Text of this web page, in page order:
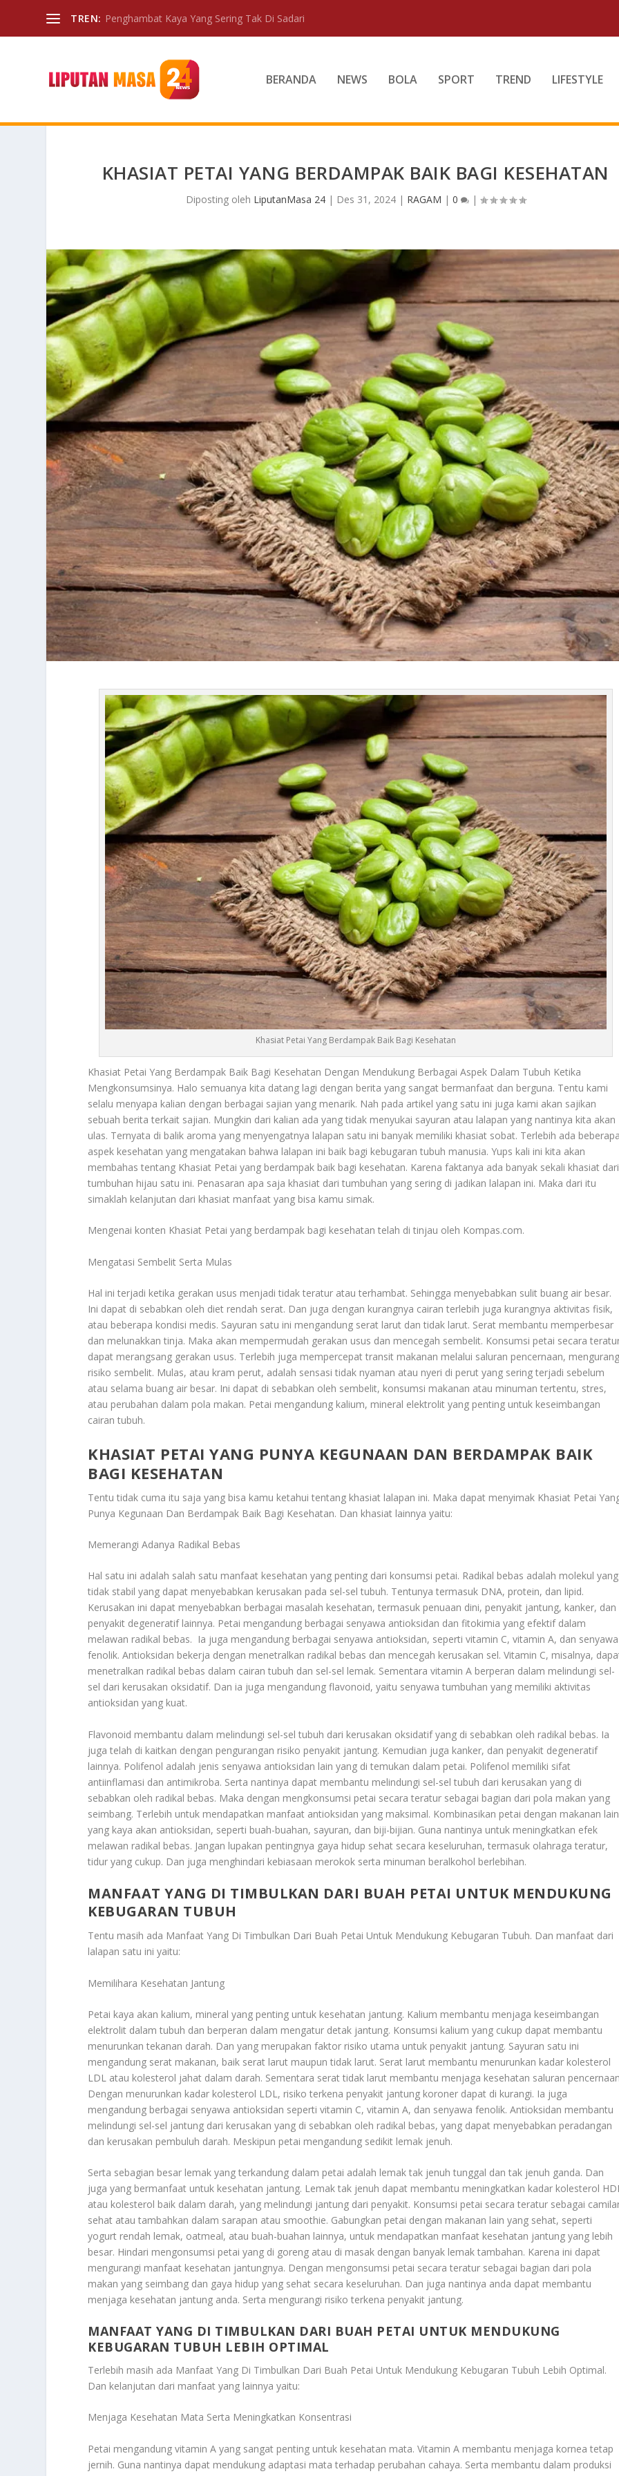
TREN: Penghambat Kaya Yang Sering Tak Di Sadari
BERANDA NEWS BOLA SPORT TREND LIFESTYLE
KHASIAT PETAI YANG BERDAMPAK BAIK BAGI KESEHATAN
Diposting oleh LiputanMasa 24| Des 31, 2024| RAGAM | 0 |
Khasiat Petai Yang Berdampak Baik Bagi Kesehatan
Khasiat Petai Yang Berdampak Baik Bagi Kesehatan Dengan Mendukung Berbagai Aspek Dalam Tubuh Ketika
Mengkonsumsinya. Halo semuanya kita datang lagi dengan berita yang sangat bermanfaat dan berguna. Tentu kami
selalu menyapa kalian dengan berbagai sajian yang menarik. Nah pada artikel yang satu ini juga kami akan sajikan
sebuah berita terkait sajian. Mungkin dari kalian ada yang tidak menyukai sayuran atau lalapan yang nantinya kita akan
ulas. Ternyata di balik aroma yang menyengatnya lalapan satu ini banyak memiliki khasiat sobat. Terlebih ada
aspek kesehatan yang mengatakan bahwa lalapan ini baik bagi kebugaran tubuh manusia. Yups kali ini kita akan
membahas tentang Khasiat Petai yang berdampak baik bagi kesehatan. Karena faktanya ada banyak sekali khasiat dari
tumbuhan hijau satu ini. Penasaran apa saja khasiat dari tumbuhan yang sering di jadikan lalapan ini. Maka dari itu
simaklah kelanjutan dari khasiat manfaat yang bisa kamu simak.
Mengenai konten Khasiat Petai yang berdampak bagi kesehatan telah di tinjau oleh Kompas.com.
Mengatasi Sembelit Serta Mulas
Hal ini terjadi ketika gerakan usus menjadi tidak teratur atau terhambat. Sehingga menyebabkan sulit buang air besar.
Ini dapat di sebabkan oleh diet rendah serat. Dan juga dengan kurangnya cairan terlebih juga kurangnya aktivitas fisik,
atau beberapa kondisi medis. Sayuran satu ini mengandung serat larut dan tidak larut. Serat membantu memperbesar
dan melunakkan tinja. Maka akan mempermudah gerakan usus dan mencegah sembelit. Konsumsi petai secara
dapat merangsang gerakan usus. Terlebih juga mempercepat transit makanan melalui saluran pencernaan,
risiko sembelit. Mulas, atau kram perut, adalah sensasi tidak nyaman atau nyeri di perut yang sering terjadi sebelum
atau selama buang air besar. Ini dapat di sebabkan oleh sembelit, konsumsi makanan atau minuman tertentu, stres,
atau perubahan dalam pola makan. Petai mengandung kalium, mineral elektrolit yang penting untuk keseimbangan
cairan tubuh.
KHASIAT PETAI YANG PUNYA KEGUNAAN DAN BERDAMPAK BAIK
BAGI KESEHATAN
Tentu tidak cuma itu saja yang bisa kamu ketahui tentang khasiat lalapan ini. Maka dapat menyimak Khasiat Petai
Punya Kegunaan Dan Berdampak Baik Bagi Kesehatan. Dan khasiat lainnya yaitu:
Memerangi Adanya Radikal Bebas
Hal satu ini adalah salah satu manfaat kesehatan yang penting dari konsumsi petai. Radikal bebas adalah molekul yang
tidak stabil yang dapat menyebabkan kerusakan pada sel-sel tubuh. Tentunya termasuk DNA, protein, dan lipid.
Kerusakan ini dapat menyebabkan berbagai masalah kesehatan, termasuk penuaan dini, penyakit jantung, kanker, dan
penyakit degeneratif lainnya. Petai mengandung berbagai senyawa antioksidan dan fitokimia yang efektif dalam
melawan radikal bebas. Ia juga mengandung berbagai senyawa antioksidan, seperti vitamin C, vitamin A, dan senyawa
fenolik. Antioksidan bekerja dengan menetralkan radikal bebas dan mencegah kerusakan sel. Vitamin C, misalnya,
menetralkan radikal bebas dalam cairan tubuh dan sel-sel lemak. Sementara vitamin A berperan dalam melindungi sel-
sel dari kerusakan oksidatif. Dan ia juga mengandung flavonoid, yaitu senyawa tumbuhan yang memiliki aktivitas
antioksidan yang kuat.
Flavonoid membantu dalam melindungi sel-sel tubuh dari kerusakan oksidatif yang di sebabkan oleh radikal bebas. Ia
juga telah di kaitkan dengan pengurangan risiko penyakit jantung. Kemudian juga kanker, dan penyakit degeneratif
lainnya. Polifenol adalah jenis senyawa antioksidan lain yang di temukan dalam petai. Polifenol memiliki sifat
antiinflamasi dan antimikroba. Serta nantinya dapat membantu melindungi sel-sel tubuh dari kerusakan yang di
sebabkan oleh radikal bebas. Maka dengan mengkonsumsi petai secara teratur sebagai bagian dari pola makan yang
seimbang. Terlebih untuk mendapatkan manfaat antioksidan yang maksimal. Kombinasikan petai dengan makanan lain
yang kaya akan antioksidan, seperti buah-buahan, sayuran, dan biji-bijian. Guna nantinya untuk meningkatkan efek
melawan radikal bebas. Jangan lupakan pentingnya gaya hidup sehat secara keseluruhan, termasuk olahraga teratur,
tidur yang cukup. Dan juga menghindari kebiasaan merokok serta minuman beralkohol berlebihan.
MANFAAT YANG DI TIMBULKAN DARI BUAH PETAI UNTUK MENDUKUNG
KEBUGARAN TUBUH
Tentu masih ada Manfaat Yang Di Timbulkan Dari Buah Petai Untuk Mendukung Kebugaran Tubuh. Dan manfaat dari
lalapan satu ini yaitu:
Memilihara Kesehatan Jantung
Petai kaya akan kalium, mineral yang penting untuk kesehatan jantung. Kalium membantu menjaga keseimbangan
elektrolit dalam tubuh dan berperan dalam mengatur detak jantung. Konsumsi kalium yang cukup dapat membantu
menurunkan tekanan darah. Dan yang merupakan faktor risiko utama untuk penyakit jantung. Sayuran satu ini
mengandung serat makanan, baik serat larut maupun tidak larut. Serat larut membantu menurunkan kadar kolesterol
LDL atau kolesterol jahat dalam darah. Sementara serat tidak larut membantu menjaga kesehatan saluran
Dengan menurunkan kadar kolesterol LDL, risiko terkena penyakit jantung koroner dapat di kurangi. Ia juga
mengandung berbagai senyawa antioksidan seperti vitamin C, vitamin A, dan senyawa fenolik. Antioksidan membantu
melindungi sel-sel jantung dari kerusakan yang di sebabkan oleh radikal bebas, yang dapat menyebabkan peradangan
dan kerusakan pembuluh darah. Meskipun petai mengandung sedikit lemak jenuh.
Serta sebagian besar lemak yang terkandung dalam petai adalah lemak tak jenuh tunggal dan tak jenuh ganda. Dan
juga yang bermanfaat untuk kesehatan jantung. Lemak tak jenuh dapat membantu meningkatkan kadar kolesterol
atau kolesterol baik dalam darah, yang melindungi jantung dari penyakit. Konsumsi petai secara teratur sebagai
sehat atau tambahkan dalam sarapan atau smoothie. Gabungkan petai dengan makanan lain yang sehat, seperti
yogurt rendah lemak, oatmeal, atau buah-buahan lainnya, untuk mendapatkan manfaat kesehatan jantung yang lebih
besar. Hindari mengonsumsi petai yang di goreng atau di masak dengan banyak lemak tambahan. Karena ini dapat
mengurangi manfaat kesehatan jantungnya. Dengan mengonsumsi petai secara teratur sebagai bagian dari pola
makan yang seimbang dan gaya hidup yang sehat secara keseluruhan. Dan juga nantinya anda dapat membantu
menjaga kesehatan jantung anda. Serta mengurangi risiko terkena penyakit jantung.
MANFAAT YANG DI TIMBULKAN DARI BUAH PETAI UNTUK MENDUKUNG
KEBUGARAN TUBUH LEBIH OPTIMAL
Terlebih masih ada Manfaat Yang Di Timbulkan Dari Buah Petai Untuk Mendukung Kebugaran Tubuh Lebih Optimal.
Dan kelanjutan dari manfaat yang lainnya yaitu:
Menjaga Kesehatan Mata Serta Meningkatkan Konsentrasi
Petai mengandung vitamin A yang sangat penting untuk kesehatan mata. Vitamin A membantu menjaga kornea tetap
jernih. Guna nantinya dapat mendukung adaptasi mata terhadap perubahan cahaya. Serta membantu dalam produksi